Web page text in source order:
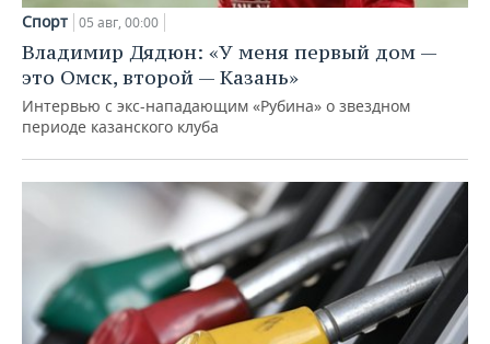
Спорт 05 авг, 00:00
Владимир Дядюн: «У меня первый дом —
это Омск, второй — Казань»
Интервью с экс-нападающим «Рубина» о звездном
периоде казанского клуба